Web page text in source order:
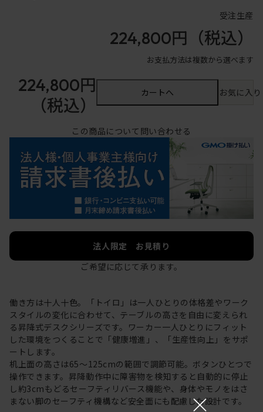
受注生産
224,800円 （税込）
お支払方法は複数から選べます
224,800円
（税込）
カートへ お気に入
この商品について問い合わせる
法人限定 お見積り
ご希望に応じて承ります。
働き方は十人十色。「トイロ」は一人ひとりの体格差やワーク
スタイルの変化に合わせて、テーブルの高さを自由に変えられ
る昇降式デスクシリーズです。ワーカー一人ひとりにフィット
した環境をつくることで「健康増進」、「生産性向上」をサポ
ートします。
机上面の高さは65～125cmの範囲で調節可能。ボタンひとつで
操作できます。昇降動作中に障害物を検知すると自動的に停止
し約3cmもどるセーフティリバース機能や、身体やモノをはさ
まない脚のセーフティ機構など安全面にも配慮した設計です。
×